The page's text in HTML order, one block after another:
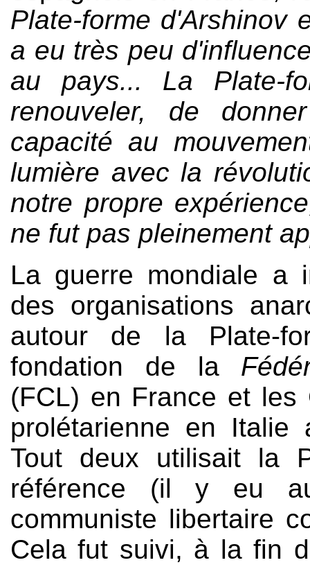
Plate-forme d'Arshinov
a eu très peu
au pays... La Plate-
renouveler, de
capacité au
lumière avec la
notre propre
ne fut pas pleinement
La guerre mondiale a
des organisations
autour de la Plate-
fondation de la
(FCL) en France et les
prolétarienne en
Tout deux utilisait la
référence (il y eu
communiste libertaire
Cela fut suivi, à la fin